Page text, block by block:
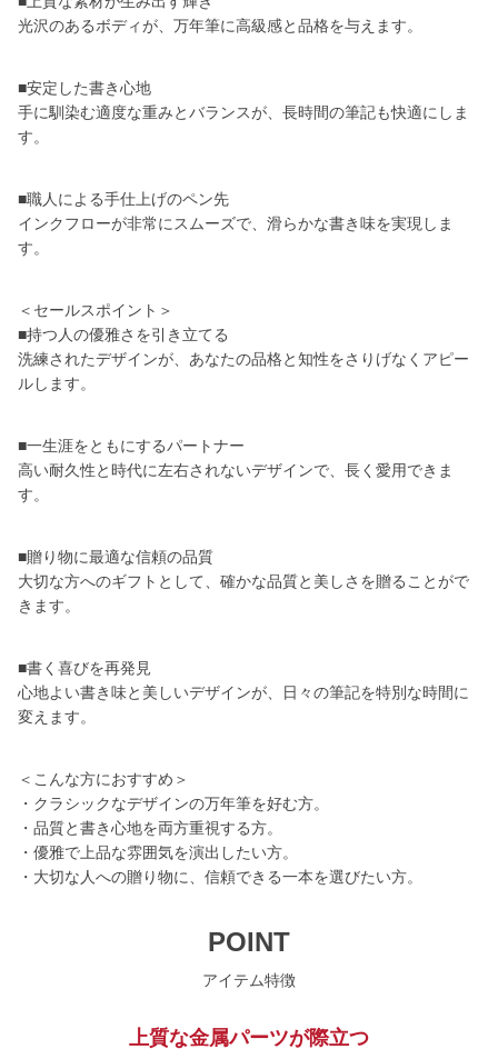
光沢のあるボディが、万年筆に高級感と品格を与えます。
■安定した書き心地
手に馴染む適度な重みとバランスが、長時間の筆記も快適にしま
す。
■職人による手仕上げのペン先
インクフローが非常にスムーズで、滑らかな書き味を実現しま
す。
＜セールスポイント＞
■持つ人の優雅さを引き立てる
洗練されたデザインが、あなたの品格と知性をさりげなくアピー
ルします。
■一生涯をともにするパートナー
高い耐久性と時代に左右されないデザインで、長く愛用できま
す。
■贈り物に最適な信頼の品質
大切な方へのギフトとして、確かな品質と美しさを贈ることがで
きます。
■書く喜びを再発見
心地よい書き味と美しいデザインが、日々の筆記を特別な時間に
変えます。
＜こんな方におすすめ＞
・クラシックなデザインの万年筆を好む方。
・品質と書き心地を両方重視する方。
・優雅で上品な雰囲気を演出したい方。
・大切な人への贈り物に、信頼できる一本を選びたい方。
POINT
アイテム特徴
上質な金属パーツが際立つ